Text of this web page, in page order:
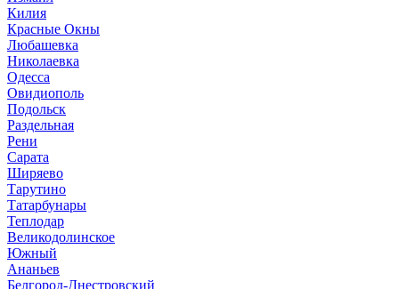
Килия
Красные Окны
Любашевка
Николаевка
Одесса
Овидиополь
Подольск
Раздельная
Рени
Сарата
Ширяево
Тарутино
Татарбунары
Теплодар
Великодолинское
Южный
Ананьев
Белгород-Днестровский